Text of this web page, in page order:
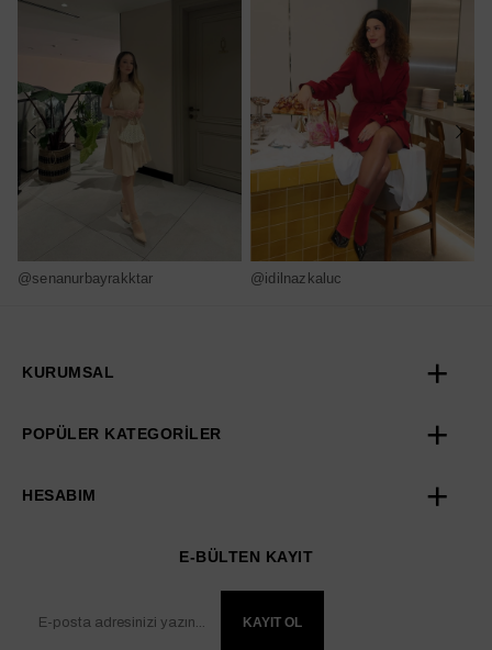
@senanurbayrakktar @idilnazkaluc
KURUMSAL
POPÜLER KATEGORİLER
HESABIM
E-BÜLTEN KAYIT
KAYIT OL